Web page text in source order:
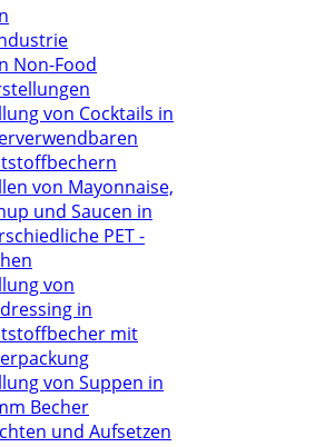
Non-Food
von Cocktails in
von Mayonnaise,
und Saucen in
PET -
von
in
mit
von Suppen in
Becher
und Aufsetzen